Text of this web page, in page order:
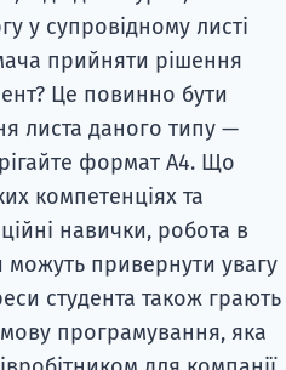
у супровідному листі
прийняти рішення
Це повинно бути
листа даного типу —
формат А4. Що
компетенціях та
навички, робота в
можуть привернути увагу
студента також грають
програмування, яка